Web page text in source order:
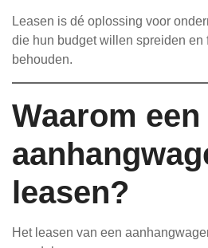
Leasen is dé oplossing voor
die hun budget willen spreiden
behouden.
Waarom een
leasen?
Het leasen van een